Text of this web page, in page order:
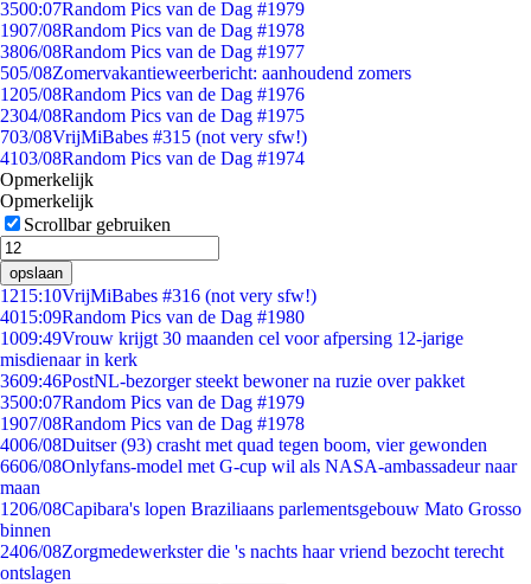
3500:07Random Pics van de Dag #1979
1907/08Random Pics van de Dag #1978
3806/08Random Pics van de Dag #1977
505/08Zomervakantieweerbericht: aanhoudend zomers
1205/08Random Pics van de Dag #1976
2304/08Random Pics van de Dag #1975
703/08VrijMiBabes #315 (not very sfw!)
4103/08Random Pics van de Dag #1974
Opmerkelijk
Opmerkelijk
Scrollbar gebruiken
opslaan
1215:10VrijMiBabes #316 (not very sfw!)
4015:09Random Pics van de Dag #1980
1009:49Vrouw krijgt 30 maanden cel voor afpersing 12-jarige
misdienaar in kerk
3609:46PostNL-bezorger steekt bewoner na ruzie over pakket
3500:07Random Pics van de Dag #1979
1907/08Random Pics van de Dag #1978
4006/08Duitser (93) crasht met quad tegen boom, vier gewonden
6606/08Onlyfans-model met G-cup wil als NASA-ambassadeur naar
maan
1206/08Capibara's lopen Braziliaans parlementsgebouw Mato Grosso
binnen
2406/08Zorgmedewerkster die 's nachts haar vriend bezocht terecht
ontslagen